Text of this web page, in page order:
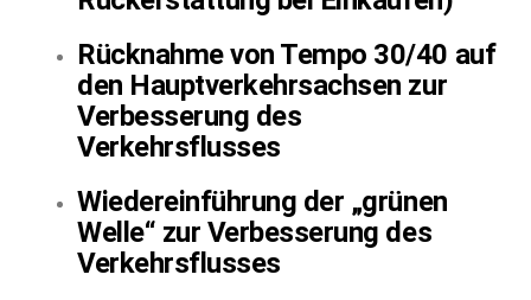
Rücknahme von Tempo 30/40 auf
den Hauptverkehrsachsen zur
Verbesserung des
Verkehrsflusses
Wiedereinführung der „grünen
Welle“ zur Verbesserung des
Verkehrsflusses